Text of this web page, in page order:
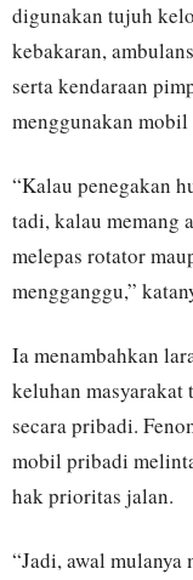
digunakan tujuh
kebakaran,
serta kendaraan
menggunakan mobil
“Kalau penegakan
tadi, kalau memang
melepas rotator
mengganggu,”
Ia menambahkan
keluhan masyarakat
secara pribadi.
mobil pribadi
hak prioritas jalan.
“Jadi, awal